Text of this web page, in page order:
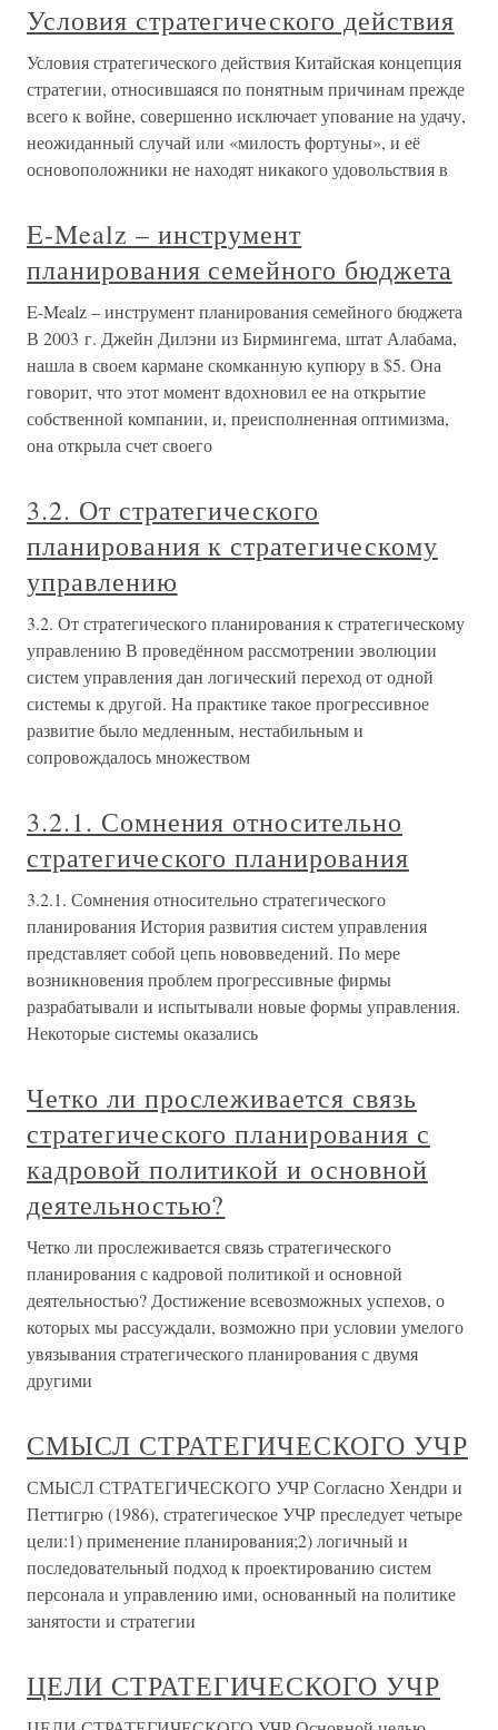
Условия стратегического действия
Условия стратегического действия Китайская концепция
стратегии, относившаяся по понятным причинам прежде
всего к войне, совершенно исключает упование на удачу,
неожиданный случай или «милость фортуны», и её
основоположники не находят никакого удовольствия в
E-Mealz – инструмент
планирования семейного бюджета
E-Mealz – инструмент планирования семейного бюджета
В 2003 г. Джейн Дилэни из Бирмингема, штат Алабама,
нашла в своем кармане скомканную купюру в $5. Она
говорит, что этот момент вдохновил ее на открытие
собственной компании, и, преисполненная оптимизма,
она открыла счет своего
3.2. От стратегического
планирования к стратегическому
управлению
3.2. От стратегического планирования к стратегическому
управлению В проведённом рассмотрении эволюции
систем управления дан логический переход от одной
системы к другой. На практике такое прогрессивное
развитие было медленным, нестабильным и
сопровождалось множеством
3.2.1. Сомнения относительно
стратегического планирования
3.2.1. Сомнения относительно стратегического
планирования История развития систем управления
представляет собой цепь нововведений. По мере
возникновения проблем прогрессивные фирмы
разрабатывали и испытывали новые формы управления.
Некоторые системы оказались
Четко ли прослеживается связь
стратегического планирования с
кадровой политикой и основной
деятельностью?
Четко ли прослеживается связь стратегического
планирования с кадровой политикой и основной
деятельностью? Достижение всевозможных успехов, о
которых мы рассуждали, возможно при условии умелого
увязывания стратегического планирования с двумя
другими
СМЫСЛ СТРАТЕГИЧЕСКОГО УЧР
СМЫСЛ СТРАТЕГИЧЕСКОГО УЧР Согласно Хендри и
Петтигрю (1986), стратегическое УЧР преследует четыре
цели:1) применение планирования;2) логичный и
последовательный подход к проектированию систем
персонала и управлению ими, основанный на политике
занятости и стратегии
ЦЕЛИ СТРАТЕГИЧЕСКОГО УЧР